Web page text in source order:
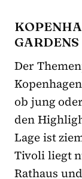
GARDENS
Der
ob jung
den
Lage ist
Tivoli liegt
Rathaus